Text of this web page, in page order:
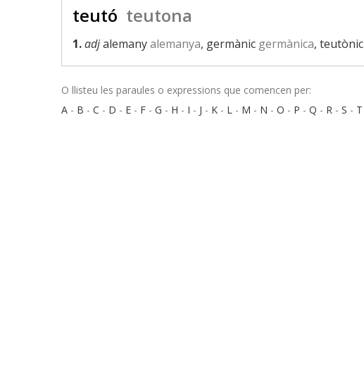
teutó teutona
1.adjalemanyalemanya, germànic germànica, teutònic
O llisteu les paraules o expressions que comencen per:
A - B - C - D - E - F - G - H - I - J - K - L - M - N - O - P - Q - R - S - T